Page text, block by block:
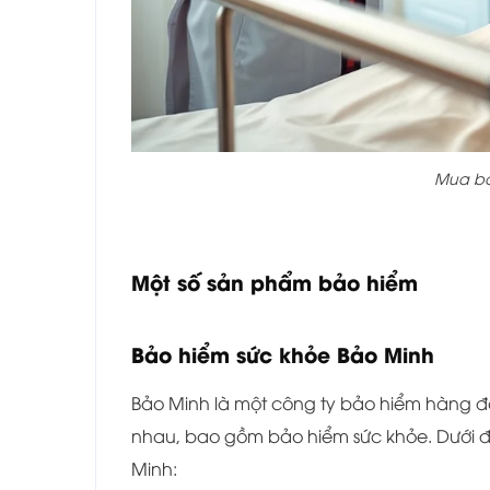
Mua
Một số sản phẩm bảo hiểm
Bảo hiểm sức khỏe Bảo Minh
Bảo Minh là một công ty bảo hiểm hàng
nhau, bao gồm bảo hiểm sức khỏe. Dưới
Minh: